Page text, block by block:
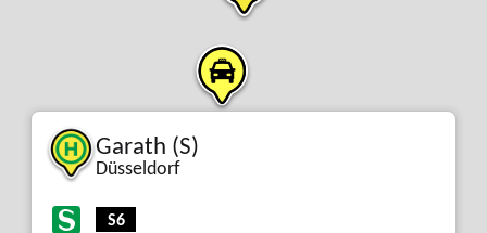
Garath (S)
Düsseldorf
S6